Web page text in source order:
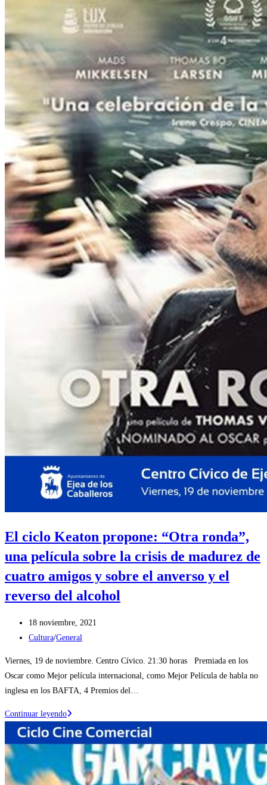
El ciclo Keaton propone: “Otra ronda”,
una película sobre la crisis de madurez de
cuatro amigos y sobre el anverso y el
reverso del alcohol
Publicación
de
entrada:
18 noviembre, 2021
Categoría
la
Cultura/General
Viernes, 19 de noviembre. Centro Cívico. 21:30 horas Premiada en los
Oscar como Mejor película internacional, como Mejor Película de habla no
inglesa en los BAFTA, 4 Premios del…
Continuar leyendoEl
ciclo
Keaton
propone:
“Otra